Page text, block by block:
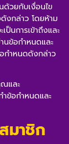
วยกับเงื่อนไข
กล่าว โดยห้าม
ป็นการเข้าถึงและ
นข้อกำหนดและ
อกำหนดดังกล่าว
และ
ำข้อกำหนดและ
มาชิก